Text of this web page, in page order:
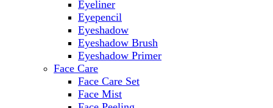
Eyeliner
Eyepencil
Eyeshadow
Eyeshadow Brush
Eyeshadow Primer
Face Care
Face Care Set
Face Mist